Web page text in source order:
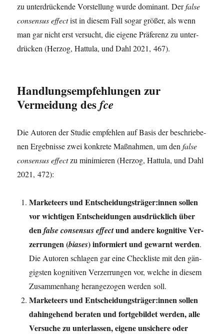
zu unter­drü­cken­de Vor­stel­lung wur­de domi­nant. Derfal­se
con­sen­sus effectist in die­sem Fall sogar grö­ßer, als wenn
man gar nicht erst ver­sucht, die eige­ne Prä­fe­renz zu unter­
drü­cken (Her­zog, Hat­tu­la, und Dahl 2021, 467).
Handlungsempfehlungen zur
Vermeidung desfce
Die Autoren der Stu­die emp­feh­len auf Basis der beschrie­be­
nen Ergeb­nis­se zwei kon­kre­te Maß­nah­men, um denfal­se
con­sen­sus effectzu mini­mie­ren (Her­zog, Hat­tu­la, und Dahl
2021, 472):
Mar­ke­teers und Entscheidungsträger:innen sol­len
vor wich­ti­gen Ent­schei­dun­gen aus­drück­lich über
denfal­se con­sen­sus effectund ande­re kogni­ti­ve Ver­
zer­run­gen (bia­ses) infor­miert und gewarnt wer­den.
Die Autoren schla­gen gar eine Check­lis­te mit den gän­
gigs­ten kogni­ti­ven Ver­zer­run­gen vor, wel­che in die­sem
Zusam­men­hang her­an­ge­zo­gen wer­den soll.
Mar­ke­teers und Entscheidungsträger:innen sol­len
dahin­ge­hend bera­ten und fort­ge­bil­det wer­den, alle
Ver­su­che zu unter­las­sen, eige­ne unsi­che­re oder